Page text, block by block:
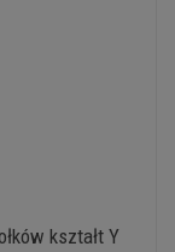
kształt Y